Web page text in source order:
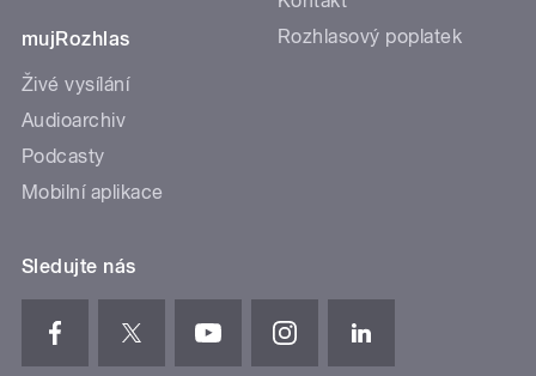
mujRozhlas
Živé vysílání
Audioarchiv
Podcasty
Mobilní aplikace
Rozhlasový poplatek
Sledujte nás